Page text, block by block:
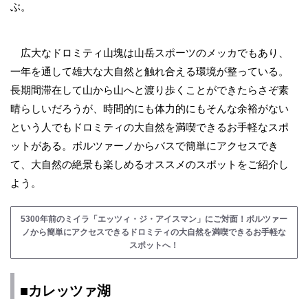
ぶ。
広大なドロミティ山塊は山岳スポーツのメッカでもあり、
一年を通して雄大な大自然と触れ合える環境が整っている。
長期間滞在して山から山へと渡り歩くことができたらさぞ素
晴らしいだろうが、時間的にも体力的にもそんな余裕がない
という人でもドロミティの大自然を満喫できるお手軽なスポ
ットがある。ボルツァーノからバスで簡単にアクセスでき
て、大自然の絶景も楽しめるオススメのスポットをご紹介し
よう。
5300年前のミイラ「エッツィ・ジ・アイスマン」にご対面！ボルツァー
ノから簡単にアクセスできるドロミティの大自然を満喫できるお手軽な
スポットへ！
■カレッツァ湖